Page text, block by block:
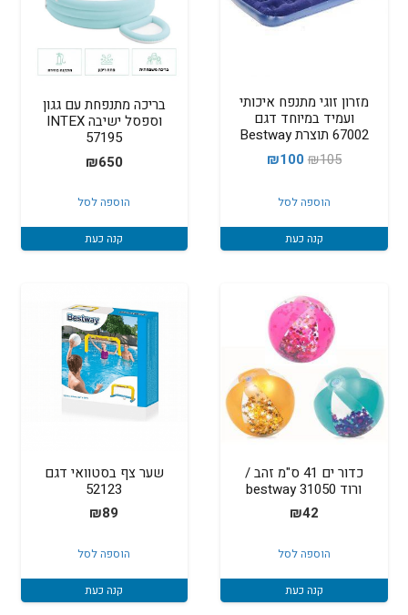
מזרון זוגי מתנפח איכותי
ועמיד במיוחד דגם
67002 תוצרת Bestway
₪105
המחיר
היה:
₪105.
₪100
₪100.
הוספה לסל
קנה כעת
בריכה מתנפחת עם גגון
וספסל ישיבה INTEX
57195
₪650
הוספה לסל
קנה כעת
כדור ים 41 ס"מ זהב /
ורוד 31050 bestway
₪42
הוספה לסל
קנה כעת
שער צף בסטוואי דגם
52123
₪89
הוספה לסל
קנה כעת